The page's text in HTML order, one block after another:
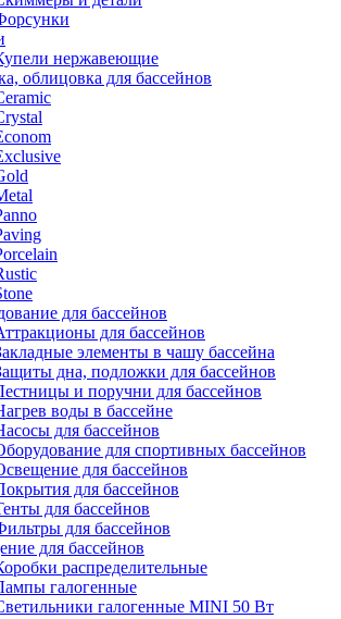
нержавеющие
облицовка для бассейнов
для бассейнов
для бассейнов
элементы в чашу бассейна
дна, подложки для бассейнов
и поручни для бассейнов
воды в бассейне
для бассейнов
для спортивных бассейнов
для бассейнов
для бассейнов
для бассейнов
для бассейнов
для бассейнов
распределительные
галогенные
галогенные MINI 50 Вт